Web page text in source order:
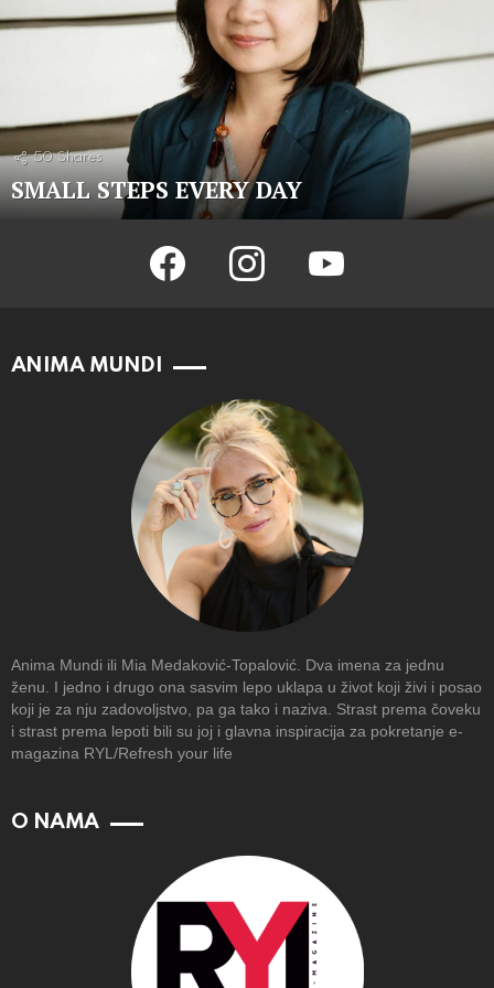
50 Shares
SMALL STEPS EVERY DAY
facebook instagram youtube
ANIMA MUNDI
Anima Mundi ili Mia Medaković-Topalović. Dva imena za jednu
ženu. I jedno i drugo ona sasvim lepo uklapa u život koji živi i posao
koji je za nju zadovoljstvo, pa ga tako i naziva. Strast prema čoveku
i strast prema lepoti bili su joj i glavna inspiracija za pokretanje e-
magazina RYL/Refresh your life
O NAMA